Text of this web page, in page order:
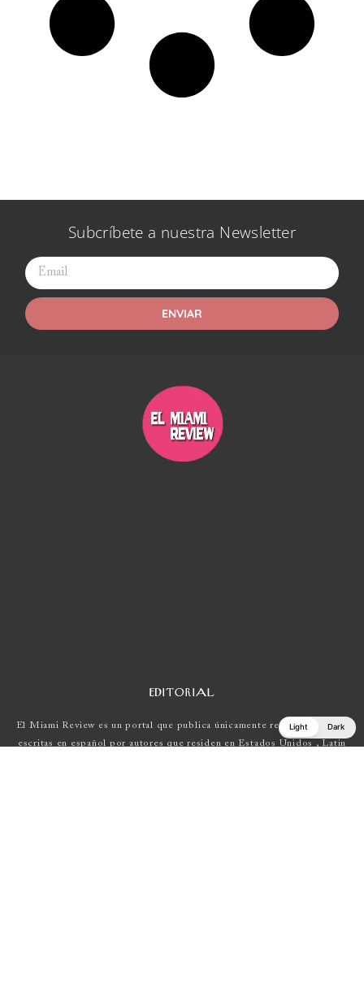
Subcríbete a nuestra Newsletter
ENVIAR
EDITORIAL
El Miami Review es un portal que publica únicamente reseñas de obras
escritas en español por autores que residen en Estados Unidos , Latin
Light Dark